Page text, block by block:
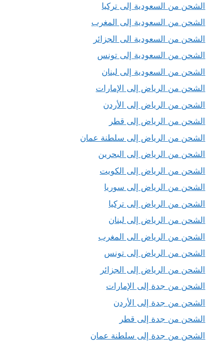
الشحن من السعودية إلى تركيا
الشحن من السعودية إلى المغرب
الشحن من السعودية الى الجزائر
الشحن من السعودية إلى تونس
الشحن من السعودية إلى لبنان
الشحن من الرياض إلى الإمارات
الشحن من الرياض إلى الأردن
الشحن من الرياض إلى قطر
الشحن من الرياض إلى سلطنة عمان
الشحن من الرياض إلى البحرين
الشحن من الرياض إلى الكويت
الشحن من الرياض إلى سوريا
الشحن من الرياض إلى تركيا
الشحن من الرياض إلى لبنان
الشحن من الرياض الى المغرب
الشحن من الرياض إلى تونس
الشحن من الرياض إلى الجزائر
الشحن من جدة إلى الإمارات
الشحن من جدة إلى الأردن
الشحن من جدة إلى قطر
الشحن من جدة إلى سلطنة عمان